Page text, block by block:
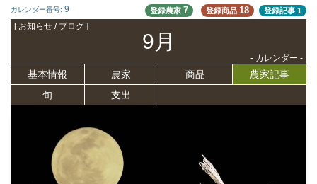
カレンダー番号: 9 登録農家7 登録商品 18 登録記事 1
[ お知らせ / ブログ ]
9月
- カレンダー -
基本情報 農家 商品
農家記事
旬
支出